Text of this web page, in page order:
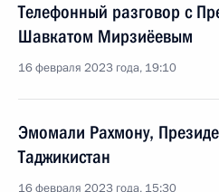
Телефонный разговор с
Шавкатом Мирзиёевым
16 февраля 2023 года, 19:10
Эмомали Рахмону,
Таджикистан
16 февраля 2023 года, 15:30